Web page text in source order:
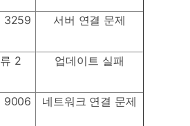
3259 서버 연결 문제
2 업데이트 실패
9006 네트워크 연결 문제